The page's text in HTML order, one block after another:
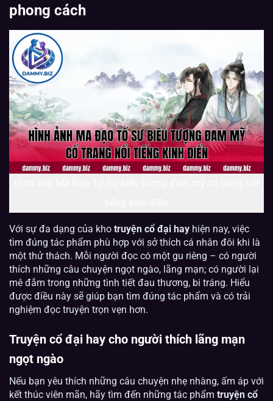
phong cách
Với sự đa dạng của kho truyện cổ đại hay hiện nay, việc
tìm đúng tác phẩm phù hợp với sở thích cá nhân đôi khi là
một thử thách. Mỗi người đọc có một gu riêng – có người
thích những câu chuyện ngọt ngào, lãng mạn; có người lại
mê đắm trong những tình tiết đau thương, bi tráng. Hiểu
được điều này sẽ giúp bạn tìm đúng tác phẩm và có trải
nghiệm đọc truyện trọn vẹn hơn.
Truyện cổ đại hay cho người thích lãng mạn
ngọt ngào
Nếu bạn yêu thích những câu chuyện nhẹ nhàng, ấm áp với
kết thúc viên mãn, hãy tìm đến những tác phẩm truyện cổ